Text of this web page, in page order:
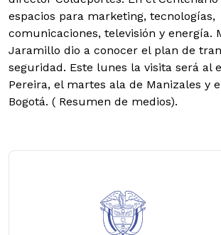
espacios para marketing, tecnologías,
comunicaciones, televisión y energía.
Jaramillo dio a conocer el plan de
seguridad. Este lunes la visita será al
Pereira, el martes ala de Manizales y
Bogotá. ( Resumen de medios).